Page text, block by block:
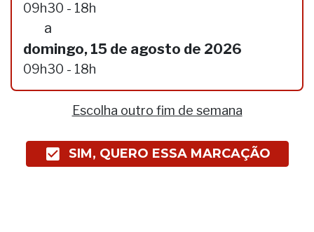
09h30 - 18h
a
domingo, 15 de agosto de 2026
09h30 - 18h
Escolha outro fim de semana
SIM, QUERO ESSA MARCAÇÃO